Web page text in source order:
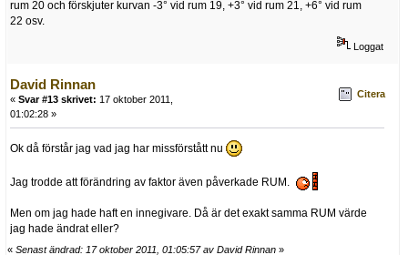
rum 20 och förskjuter kurvan -3° vid rum 19, +3° vid rum 21, +6° vid rum
22 osv.
Loggat
David Rinnan
« Svar #13 skrivet: 17 oktober 2011,
01:02:28 »
Citera
Ok då förstår jag vad jag har missförstått nu
Jag trodde att förändring av faktor även påverkade RUM.
Men om jag hade haft en innegivare. Då är det exakt samma RUM värde
jag hade ändrat eller?
« Senast ändrad: 17 oktober 2011, 01:05:57 av David Rinnan »